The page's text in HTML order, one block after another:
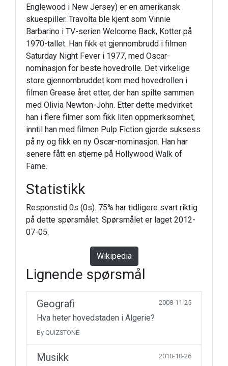
Englewood i New Jersey) er en amerikansk
skuespiller. Travolta ble kjent som Vinnie
Barbarino i TV-serien Welcome Back, Kotter på
1970-tallet. Han fikk et gjennombrudd i filmen
Saturday Night Fever i 1977, med Oscar-
nominasjon for beste hovedrolle. Det virkelige
store gjennombruddet kom med hovedrollen i
filmen Grease året etter, der han spilte sammen
med Olivia Newton-John. Etter dette medvirket
han i flere filmer som fikk liten oppmerksomhet,
inntil han med filmen Pulp Fiction gjorde suksess
på ny og fikk en ny Oscar-nominasjon. Han har
senere fått en stjerne på Hollywood Walk of
Fame.
Statistikk
Responstid 0s (0s). 75% har tidligere svart riktig
på dette spørsmålet. Spørsmålet er laget 2012-
07-05.
Wikipedia
Lignende spørsmål
Geografi 2008-11-25
Hva heter hovedstaden i Algerie?
By QUIZSTONE
Musikk 2010-10-26